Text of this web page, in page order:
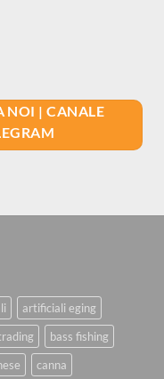
NOI | CANALE
artificiali eging
bass fishing
canna